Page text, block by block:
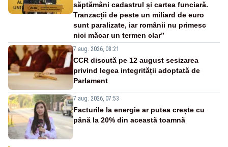
săptămâni cadastrul și cartea funciară.
Tranzacții de peste un miliard de euro
sunt paralizate, iar românii nu primesc
nici măcar un termen clar”
7 aug. 2026, 08:21
CCR discută pe 12 august sesizarea
privind legea integrității adoptată de
Parlament
7 aug. 2026, 07:53
Facturile la energie ar putea crește cu
până la 20% din această toamnă